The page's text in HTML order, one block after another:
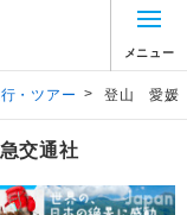
メニュー
・ツアー > 登山 愛媛
交通社